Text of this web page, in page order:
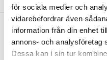
för sociala medier och
vidarebefordrar även
information från din enhet
annons- och analysföretag
Dessa kan i sin tur